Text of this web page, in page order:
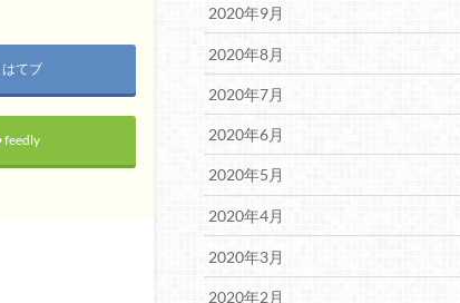
はてブ
feedly
2020年9月
2020年8月
2020年7月
2020年6月
2020年5月
2020年4月
2020年3月
2020年2月